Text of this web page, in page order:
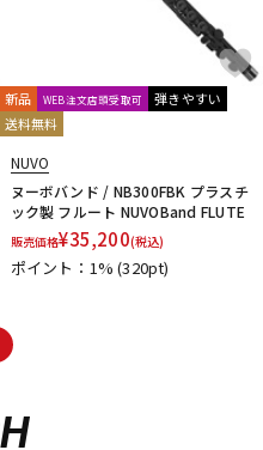
新品 WEB注文店頭受取可
弾きやすい
送料無料
NUVO
ヌーボバンド / NB300FBK プラスチ
ック製 フルート NUVOBand FLUTE
販売価格¥35,200(税込)
ポイント：1%(320pt)